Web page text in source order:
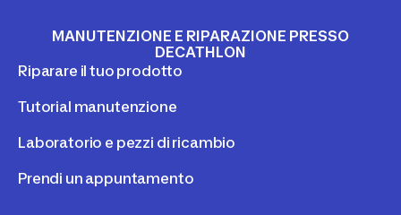
MANUTENZIONE E RIPARAZIONE PRESSO
DECATHLON
Riparare il tuo prodotto
Tutorial manutenzione
Laboratorio e pezzi di ricambio
Prendi un appuntamento